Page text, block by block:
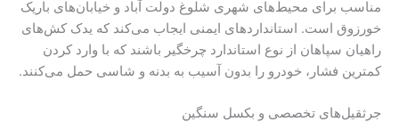
مناسب برای محیط‌های شهری شلوغ دولت آباد و خیابان‌های باریک
خورزوق است. استانداردهای ایمنی ایجاب می‌کند که یدک کش‌های
راهیان سپاهان از نوع استاندارد چرخگیر باشند که با وارد کردن
کمترین فشار، خودرو را بدون آسیب به بدنه و شاسی حمل می‌کنند.
جرثقیل‌های تخصصی و بکسل سنگین